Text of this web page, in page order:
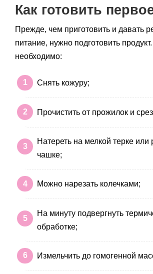
Как готовить
Прежде, чем приготовить и давать
питание, нужно подготовить
необходимо:
Снять кожуру;
Прочистить от прожилок и
Натереть на мелкой терке или
чашке;
Можно нарезать колечками;
На минуту подвергнуть
обработке;
Измельчить до гомогенной